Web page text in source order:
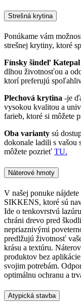
Strešná krytina
Ponúkame vám
strešnej krytiny, ktoré
Fínsky šindeľ Katepal
dlhou životnosťou a
ktorí preferujú
Plechová krytina -je
vysokou kvalitou a
farieb, ktoré si môžete
Oba varianty sú
dokonale ladili s vašou
môžete pozrieť TU.
Náterové hmoty
V našej ponuke
SIKKENS, ktoré sú
Ide o tenkovrstvú
chráni drevo pred
nepriaznivými
predlžujú životnosť
krásu a textúru.
produktov bez
svojim potrebám.
optimálnu ochranu a
Atypická stavba